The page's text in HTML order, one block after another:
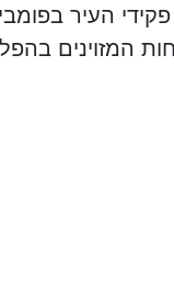
כיבדו פקידי העיר
המזוינים